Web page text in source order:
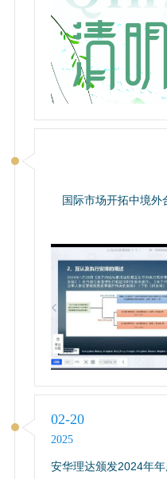
国际市场开拓中境外
02-20
2025
安华理达颁发2024年